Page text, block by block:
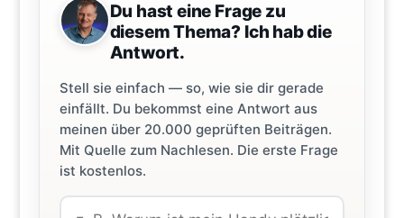
Du hast eine Frage zu
diesem Thema? Ich hab die
Antwort.
Stell sie einfach — so, wie sie dir gerade
einfällt. Du bekommst eine Antwort aus
meinen über 20.000 geprüften Beiträgen.
Mit Quelle zum Nachlesen. Die erste Frage
ist kostenlos.